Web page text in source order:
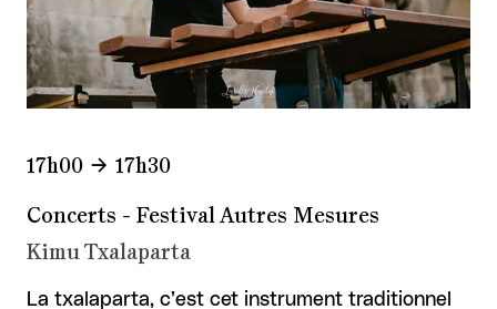
Concerts - Festival Autres Mesures
Kimu Txalaparta
17h00 17h30
La txalaparta, c’est cet instrument traditionnel